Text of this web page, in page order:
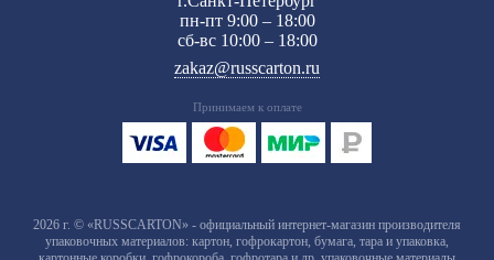
пн-пт 9:00 – 18:00
сб-вс 10:00 – 18:00
zakaz@russcarton.ru
Принимаем к оплате
2026 г. © «RUSSCARTON» - официальный интернет-магазин производителя
упаковочных материалов: картон, гофрокартон, бумага, тара и упаковка,